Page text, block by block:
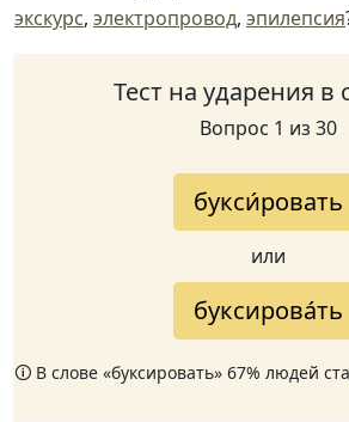
экскурс, электропровод, эпилепсия
Тест на ударения в
Вопрос 1 из 30
букси́ровать
или
буксирова́ть
🛈 В слове «буксировать» 67% людей